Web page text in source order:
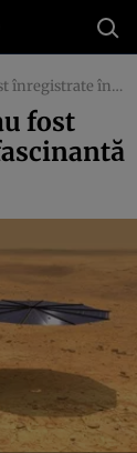
de pe planeta Marte
fost